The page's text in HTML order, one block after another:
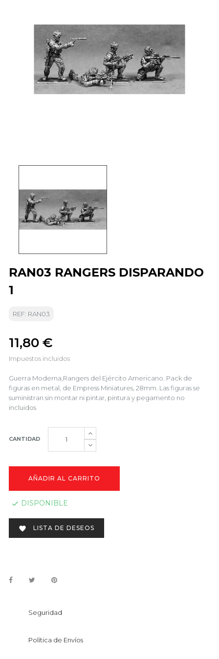
RAN03 RANGERS DISPARANDO
1
REF: RAN03
11,80 €
Impuestos incluidos
Guerra Moderna,Rangers del Ejército Americano. Pack de
figuras en metal, de Empress Miniatures, 28mm. Las figuras se
suministran sin montar ni pintar, pintura y pegamento no
incluidos
CANTIDAD
AÑADIR AL CARRITO
 DISPONIBLE
 LISTA DE DESEOS
Seguridad
Política de Envíos